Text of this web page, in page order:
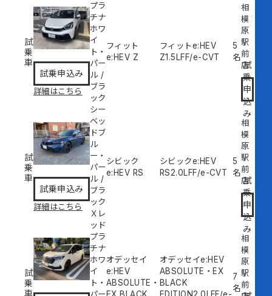
試
乗
車
試乗申込み
詳細はこちら
プラ
チナ
ホワ
イ
ト・
パー
ル/
ブラ
ック
フィット
e:HEV Z
フィットe:HEV
Z1.5LFF/e-CVT
5
名
相
模
原
駅
前
店
試
乗
申
込
み
試
乗
車
試乗申込み
詳細はこちら
シー
ベッ
ドブ
ル
ー・
パー
ル/
ブラ
ック
Ｘレ
ッド
シビック
e:HEV RS
シビックe:HEV
RS2.0LFF/e-CVT
5
名
相
模
原
駅
前
店
試
乗
申
込
み
試
乗
車
プラ
チナ
ホワ
イ
ト・
オデッセイ
e:HEV
ABSOLUTE・
オデッセイe:HEV
ABSOLUTE・EX
BLACK
7
名
相
模
原
駅
前